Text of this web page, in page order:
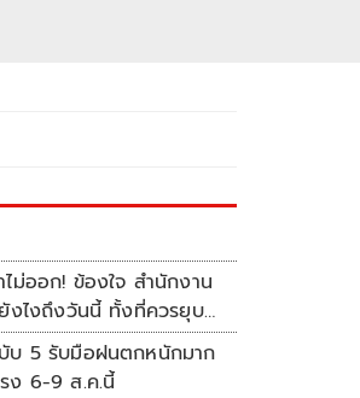
ม่ออก! ข้องใจ สำนักงาน
งไงถึงวันนี้ ทั้งที่ควรยุบ
บ 5 รับมือฝนตกหนักมาก
ง 6-9 ส.ค.นี้